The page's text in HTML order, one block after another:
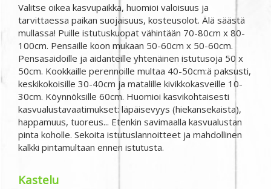
Valitse oikea kasvupaikka, huomioi valoisuus ja
tarvittaessa paikan suojaisuus, kosteusolot. Älä säästä
mullassa! Puille istutuskuopat vähintään 70-80cm x 80-
100cm. Pensaille koon mukaan 50-60cm x 50-60cm.
Pensasaidoille ja aidanteille yhtenäinen istutusoja 50 x
50cm. Kookkaille perennoille multaa 40-50cm:ä paksusti,
keskikokoisille 30-40cm ja matalille kivikkokasveille 10-
30cm. Köynnöksille 60cm. Huomioi kasvikohtaisesti
kasvualustavaatimukset: läpäisevyys (hiekansekaista),
happamuus, tuoreus... Etenkin savimaalla kasvualustan
pinta koholle. Sekoita istutuslannoitteet ja mahdollinen
kalkki pintamultaan ennen istutusta.
Kastelu